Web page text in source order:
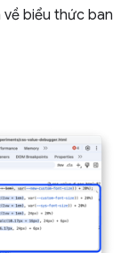
biểu thức ban